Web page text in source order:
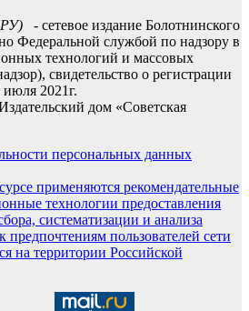
- сетевое издание Болотнинского
Федеральной службой по надзору в
технологий и массовых
свидетельство о регистрации
2021г.
дом «Советская
персональных данных
применяются рекомендательные
технологии предоставления
систематизации и анализа
предпочтениям пользователей сети
на территории Российской